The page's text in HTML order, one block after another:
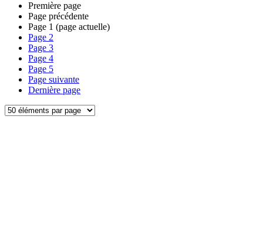
Première page
Page précédente
Page 1 (page actuelle)
Page 2
Page 3
Page 4
Page 5
Page suivante
Dernière page